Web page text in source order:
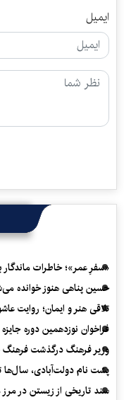
ایمیل
«سفرِ عمر»؛ خاطرات ماندگار
حسین پناهی هنوز خوانده
تلاقی هنر و ایمان؛ روایت
فراخوان نوزدهمین دوره
وزیر فرهنگ درگذشت
پشت نام دولت‌آبادی،
سند تاریخی از زیستن در